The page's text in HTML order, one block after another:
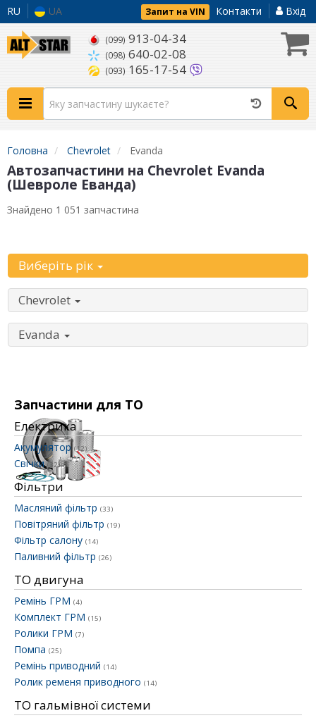
RU UA Запит на VIN Контакти Вхід
(099) 913-04-34
(098) 640-02-08
(093) 165-17-54
Головна Chevrolet Evanda
Автозапчастини на Chevrolet Evanda
(Шевроле Еванда)
Знайдено 1 051 запчастина
Виберіть рік
Chevrolet
Evanda
Запчастини для ТО
Електрика
Акумулятор (12)
Свічки(32)
Фільтри
Масляний фільтр (33)
Повітряний фільтр (19)
Фільтр салону (14)
Паливний фільтр (26)
ТО двигуна
Ремінь ГРМ (4)
Комплект ГРМ (15)
Ролики ГРМ (7)
Помпа (25)
Ремінь приводний (14)
Ролик ременя приводного (14)
ТО гальмівної системи